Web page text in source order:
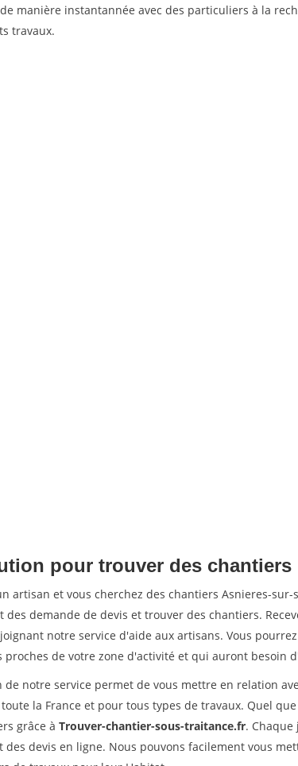
manière instantannée avec des particuliers à la
travaux.
pour trouver des chantiers
artisan et vous cherchez des chantiers Asnieres-
des demande de devis et trouver des chantiers.
notre service d'aide aux artisans. Vous
proches de votre zone d'activité et qui auront besoin
de notre service permet de vous mettre en relation
la France et pour tous types de travaux. Quel
grâce à Trouver-chantier-sous-traitance.fr.
des devis en ligne. Nous pouvons facilement vous